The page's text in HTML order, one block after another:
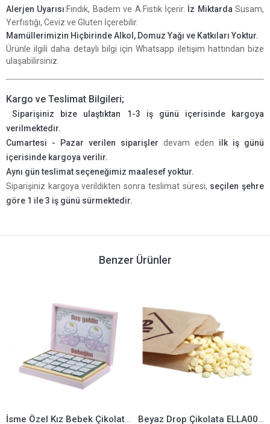
Alerjen Uyarısı:Fındık, Badem ve A.Fıstık İçerir. İz Miktarda Susam,
Yerfıstığı, Ceviz ve Gluten İçerebilir.
Mamüllerimizin Hiçbirinde Alkol, Domuz Yağı ve Katkıları Yoktur.
Ürünle ilgili daha detaylı bilgi için Whatsapp iletişim hattından bize
ulaşabilirsiniz.
Kargo ve Teslimat Bilgileri;
Siparişiniz bize ulaştıktan 1-3 iş günü içerisinde kargoya
verilmektedir.
Cumartesi - Pazar verilen siparişler devam eden ilk iş günü
içerisinde kargoya verilir.
Aynı gün teslimat seçeneğimiz maalesef yoktur.
Siparişiniz kargoya verildikten sonra teslimat süresi, seçilen şehre
göre 1 ile 3 iş günü sürmektedir.
Benzer Ürünler
İsme Özel Kız Bebek Çikolatası ELLA0001122 Beyaz Drop Çikolata ELLA0001185